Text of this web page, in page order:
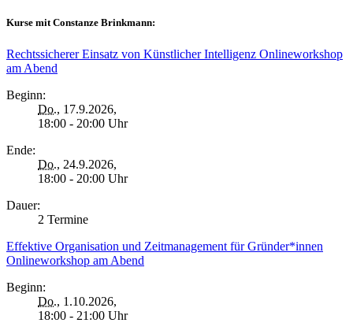
Kurse mit Constanze Brinkmann:
Rechtssicherer Einsatz von Künstlicher Intelligenz Onlineworkshop
am Abend
Beginn:
Do., 17.9.2026,
18:00 - 20:00 Uhr
Ende:
Do., 24.9.2026,
18:00 - 20:00 Uhr
Dauer:
2 Termine
Effektive Organisation und Zeitmanagement für Gründer*innen
Onlineworkshop am Abend
Beginn:
Do., 1.10.2026,
18:00 - 21:00 Uhr